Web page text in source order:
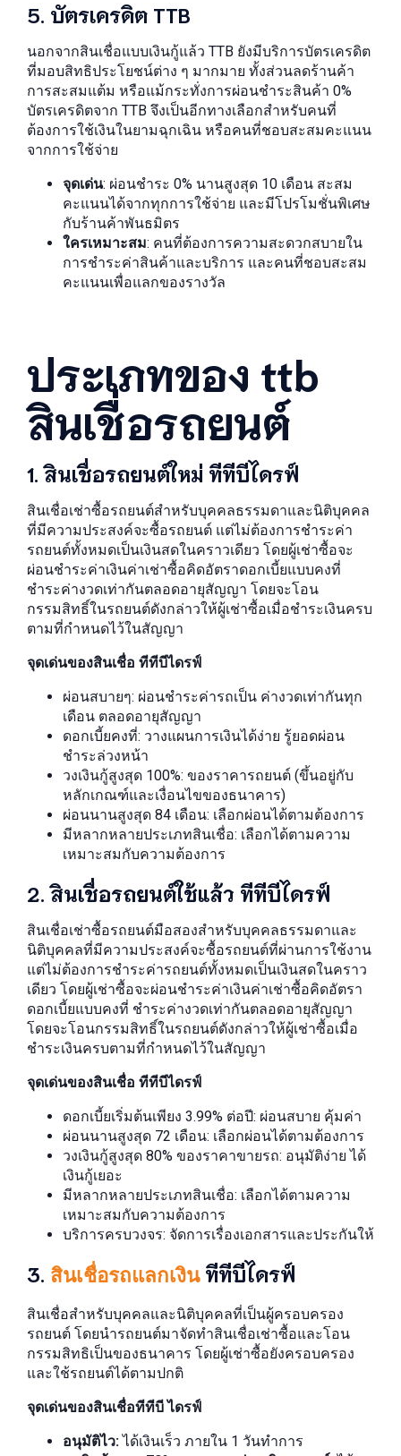
5. บัตรเครดิต TTB
นอกจากสินเชื่อแบบเงินกู้แล้ว TTB ยังมีบริการบัตรเครดิต
ที่มอบสิทธิประโยชน์ต่าง ๆ มากมาย ทั้งส่วนลดร้านค้า
การสะสมแต้ม หรือแม้กระทั่งการผ่อนชำระสินค้า 0%
บัตรเครดิตจาก TTB จึงเป็นอีกทางเลือกสำหรับคนที่
ต้องการใช้เงินในยามฉุกเฉิน หรือคนที่ชอบสะสมคะแนน
จากการใช้จ่าย
จุดเด่น: ผ่อนชำระ 0% นานสูงสุด 10 เดือน สะสม
คะแนนได้จากทุกการใช้จ่าย และมีโปรโมชั่นพิเศษ
กับร้านค้าพันธมิตร
ใครเหมาะสม: คนที่ต้องการความสะดวกสบายใน
การชำระค่าสินค้าและบริการ และคนที่ชอบสะสม
คะแนนเพื่อแลกของรางวัล
ประเภทของ ttb
สินเชื่อรถยนต์
1. สินเชื่อรถยนต์ใหม่ ทีทีบีไดรฟ์
สินเชื่อเช่าซื้อรถยนต์สำหรับบุคคลธรรมดาและนิติบุคคล
ที่มีความประสงค์จะซื้อรถยนต์ แต่ไม่ต้องการชำระค่า
รถยนต์ทั้งหมดเป็นเงินสดในคราวเดียว โดยผู้เช่าซื้อจะ
ผ่อนชำระค่าเงินค่าเช่าซื้อคิดอัตราดอกเบี้ยแบบคงที่
ชำระค่างวดเท่ากันตลอดอายุสัญญา โดยจะโอน
กรรมสิทธิ์ในรถยนต์ดังกล่าวให้ผู้เช่าซื้อเมื่อชำระเงินครบ
ตามที่กำหนดไว้ในสัญญา
จุดเด่นของสินเชื่อ ทีทีบีไดรฟ์
ผ่อนสบายๆ: ผ่อนชำระค่ารถเป็น ค่างวดเท่ากันทุก
เดือน ตลอดอายุสัญญา
ดอกเบี้ยคงที่: วางแผนการเงินได้ง่าย รู้ยอดผ่อน
ชำระล่วงหน้า
วงเงินกู้สูงสุด 100%: ของราคารถยนต์ (ขึ้นอยู่กับ
หลักเกณฑ์และเงื่อนไขของธนาคาร)
ผ่อนนานสูงสุด 84 เดือน: เลือกผ่อนได้ตามต้องการ
มีหลากหลายประเภทสินเชื่อ: เลือกได้ตามความ
เหมาะสมกับความต้องการ
2. สินเชื่อรถยนต์ใช้แล้ว ทีทีบีไดรฟ์
สินเชื่อเช่าซื้อรถยนต์มือสองสำหรับบุคคลธรรมดาและ
นิติบุคคลที่มีความประสงค์จะซื้อรถยนต์ที่ผ่านการใช้งาน
แต่ไม่ต้องการชำระค่ารถยนต์ทั้งหมดเป็นเงินสดในคราว
เดียว โดยผู้เช่าซื้อจะผ่อนชำระค่าเงินค่าเช่าซื้อคิดอัตรา
ดอกเบี้ยแบบคงที่ ชำระค่างวดเท่ากันตลอดอายุสัญญา
โดยจะโอนกรรมสิทธิ์ในรถยนต์ดังกล่าวให้ผู้เช่าซื้อเมื่อ
ชำระเงินครบตามที่กำหนดไว้ในสัญญา
จุดเด่นของสินเชื่อ ทีทีบีไดรฟ์
ดอกเบี้ยเริ่มต้นเพียง 3.99% ต่อปี: ผ่อนสบาย คุ้มค่า
ผ่อนนานสูงสุด 72 เดือน: เลือกผ่อนได้ตามต้องการ
วงเงินกู้สูงสุด 80% ของราคาขายรถ: อนุมัติง่าย ได้
เงินกู้เยอะ
มีหลากหลายประเภทสินเชื่อ: เลือกได้ตามความ
เหมาะสมกับความต้องการ
บริการครบวงจร: จัดการเรื่องเอกสารและประกันให้
3. สินเชื่อรถแลกเงินทีทีบีไดรฟ์
สินเชื่อสำหรับบุคคลและนิติบุคคลที่เป็นผู้ครอบครอง
รถยนต์ โดยนํารถยนต์มาจัดทําสินเชื่อเช่าซื้อและโอน
กรรมสิทธิเป็นของธนาคาร โดยผู้เช่าซื้อยังครอบครอง
และใช้รถยนต์ได้ตามปกติ
จุดเด่นของสินเชื่อทีทีบี ไดรฟ์
อนุมัติไว:ได้เงินเร็ว ภายใน 1 วันทำการ